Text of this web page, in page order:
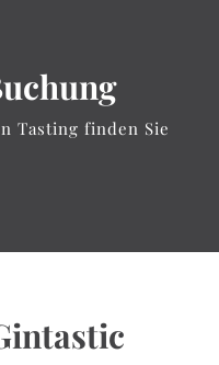
Tasting finden Sie